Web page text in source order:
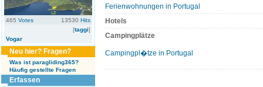
465 Votes 13530 Hits
[taggi]
Vogar
Neu hier? Fragen?
Was ist paragliding365?
Häufig gestellte Fragen
Erfassen
Ferienwohnungen in Portugal
Hotels
Campingplätze
Campingpl�tze in Portugal